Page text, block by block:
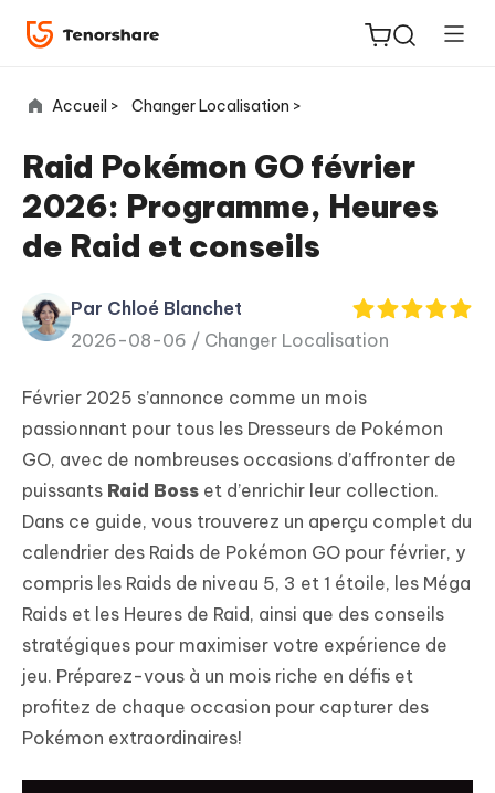
ReiBoot
for iOS
PDNob
PDF
New
iAnyGo
Accueil > Changer Localisation >
Raid Pokémon GO février
2026: Programme, Heures
de Raid et conseils
Par Chloé Blanchet
2026-08-06 / Changer Localisation
Février 2025 s’annonce comme un mois
passionnant pour tous les Dresseurs de Pokémon
GO, avec de nombreuses occasions d’affronter de
puissants Raid Boss et d’enrichir leur collection.
Dans ce guide, vous trouverez un aperçu complet du
calendrier des Raids de Pokémon GO pour février, y
compris les Raids de niveau 5, 3 et 1 étoile, les Méga
Raids et les Heures de Raid, ainsi que des conseils
stratégiques pour maximiser votre expérience de
jeu. Préparez-vous à un mois riche en défis et
profitez de chaque occasion pour capturer des
Pokémon extraordinaires!